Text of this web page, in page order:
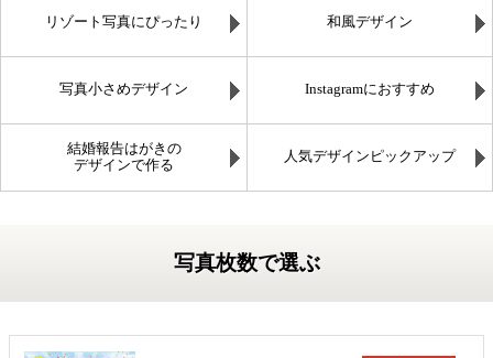
リゾート写真にぴったり 和風デザイン
写真小さめデザイン Instagramにおすすめ
結婚報告はがきの
デザインで作る
人気デザインピックアップ
写真枚数で選ぶ